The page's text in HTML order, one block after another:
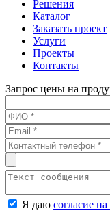
Решения
Каталог
Заказать проект
Услуги
Проекты
Контакты
Запрос цены на
Я даю согласие